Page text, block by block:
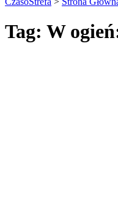
Tag: W